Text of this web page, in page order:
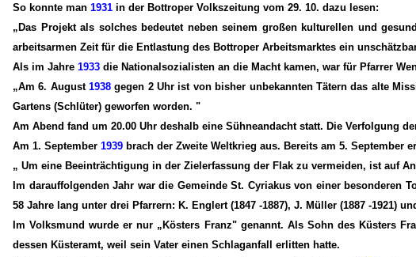
So konnte man 1931 in der Bottroper Volkszeitung vom 29. 10. dazu lesen:
„Das Projekt als solches bedeutet neben seinem großen kulturellen und
arbeitsarmen Zeit für die Entlastung des Bottroper Arbeitsmarktes ein
Als im Jahre 1933 die Nationalsozialisten an die Macht kamen, war für Pfarrer
„Am 6. August1938 gegen 2 Uhr ist von bisher unbekannten Tätern das alte
Gartens (Schlüter) geworfen worden. "
Am Abend fand um 20.00 Uhr deshalb eine Sühneandacht statt. Die Verfolgung
Am 1. September 1939 brach der Zweite Weltkrieg aus. Bereits am 5.
„ Um eine Beeinträchtigung in der Zielerfassung der Flak zu vermeiden, ist auf
Im darauffolgenden Jahr war die Gemeinde St. Cyriakus von einer besonderen
58 Jahre lang unter drei Pfarrern: K. Englert (1847 -1887), J. Müller (1887 -1921)
Im Volksmund wurde er nur „Kösters Franz" genannt. Als Sohn des Küsters
dessen Küsteramt, weil sein Vater einen Schlaganfall erlitten hatte.